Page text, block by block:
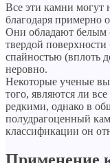
Все эти камни могут
благодаря примерно
Они обладают белым
твердой
спайностью (вплоть
неровно.
Некоторые ученые
того, являются ли
редкими, однако в
полудрагоценный
классификации он